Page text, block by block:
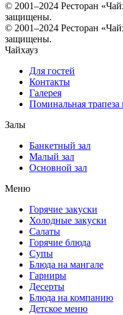
© 2001–2024 Ресторан
защищены.
© 2001–2024 Ресторан
защищены.
Чайхауз
Для гостей
Контакты
Галерея
Поминальная
Залы
Банкетный зал
Малый зал
Основной зал
Меню
Горячие закуски
Холодные закуски
Салаты
Горячие блюда
Супы
Блюда на мангале
Гарниры
Десерты
Блюда на компанию
Детское меню